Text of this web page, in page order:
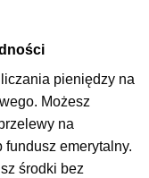
pieniędzy na
Możesz
na
emerytalny.
środki bez